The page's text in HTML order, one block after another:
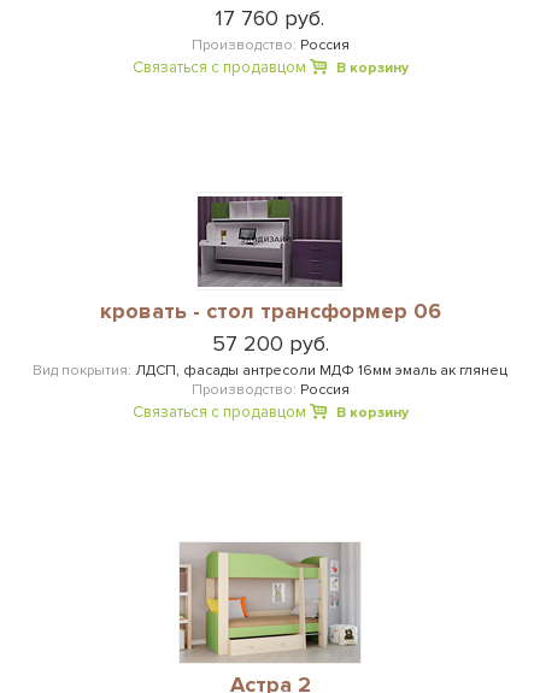
17 760 руб.
Производство: Россия
Связаться с продавцом В корзину
кровать - стол трансформер 06
57 200 руб.
Вид покрытия: ЛДСП, фасады антресоли МДФ 16мм эмаль ак глянец
Производство: Россия
Связаться с продавцом В корзину
Астра 2